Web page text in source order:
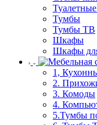
Тумбы
Тумбы ТВ
Шкафы
Шкафы
1,
2.
3. Комоды
4.
5.Тумбы